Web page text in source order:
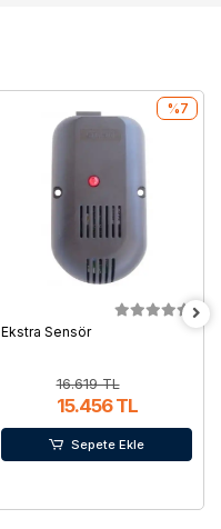
Ekstra Sensör
16.619 TL
15.456 TL
%7
Sepete Ekle